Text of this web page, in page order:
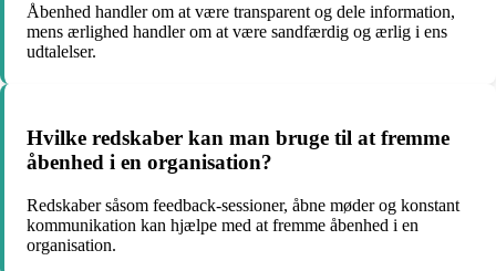
Åbenhed handler om at være transparent og dele information,
mens ærlighed handler om at være sandfærdig og ærlig i ens
udtalelser.
Hvilke redskaber kan man bruge til at fremme
åbenhed i en organisation?
Redskaber såsom feedback-sessioner, åbne møder og konstant
kommunikation kan hjælpe med at fremme åbenhed i en
organisation.